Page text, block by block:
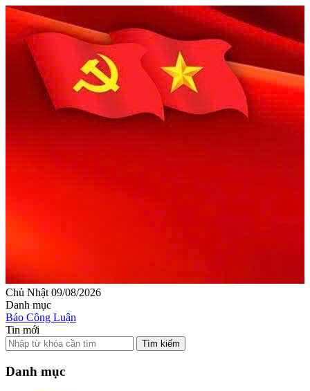
Chủ Nhật 09/08/2026
Danh mục
Báo Công Luận
Tin mới
Tìm kiếm
Danh mục